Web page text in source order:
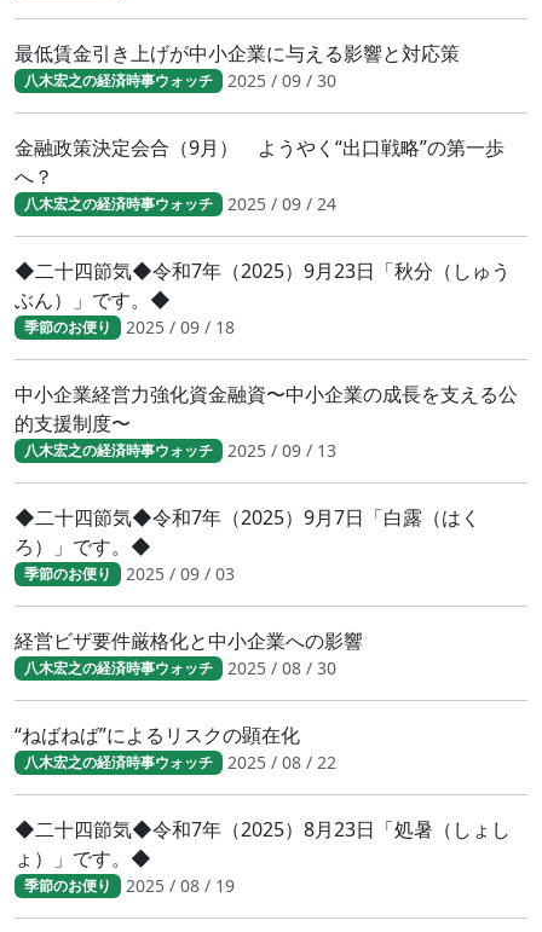
最低賃金引き上げが中小企業に与える影響と対応策
八木宏之の経済時事ウォッチ 2025 / 09 / 30
金融政策決定会合（9月） ようやく“出口戦略”の第一歩
へ？
八木宏之の経済時事ウォッチ 2025 / 09 / 24
◆二十四節気◆令和7年（2025）9月23日「秋分（しゅう
ぶん）」です。◆
季節のお便り 2025 / 09 / 18
中小企業経営力強化資金融資〜中小企業の成長を支える公
的支援制度〜
八木宏之の経済時事ウォッチ 2025 / 09 / 13
◆二十四節気◆令和7年（2025）9月7日「白露（はく
ろ）」です。◆
季節のお便り 2025 / 09 / 03
経営ビザ要件厳格化と中小企業への影響
八木宏之の経済時事ウォッチ 2025 / 08 / 30
“ねばねば”によるリスクの顕在化
八木宏之の経済時事ウォッチ 2025 / 08 / 22
◆二十四節気◆令和7年（2025）8月23日「処暑（しょし
ょ）」です。◆
季節のお便り 2025 / 08 / 19